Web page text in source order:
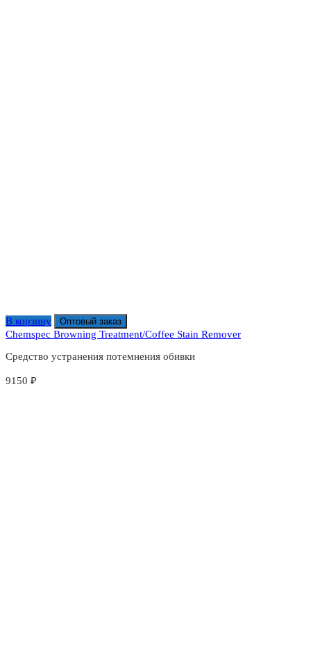
В корзину Оптовый заказ
Chemspec Browning Treatment/Coffee Stain Remover
Средство устранения потемнения обивки
9150 ₽